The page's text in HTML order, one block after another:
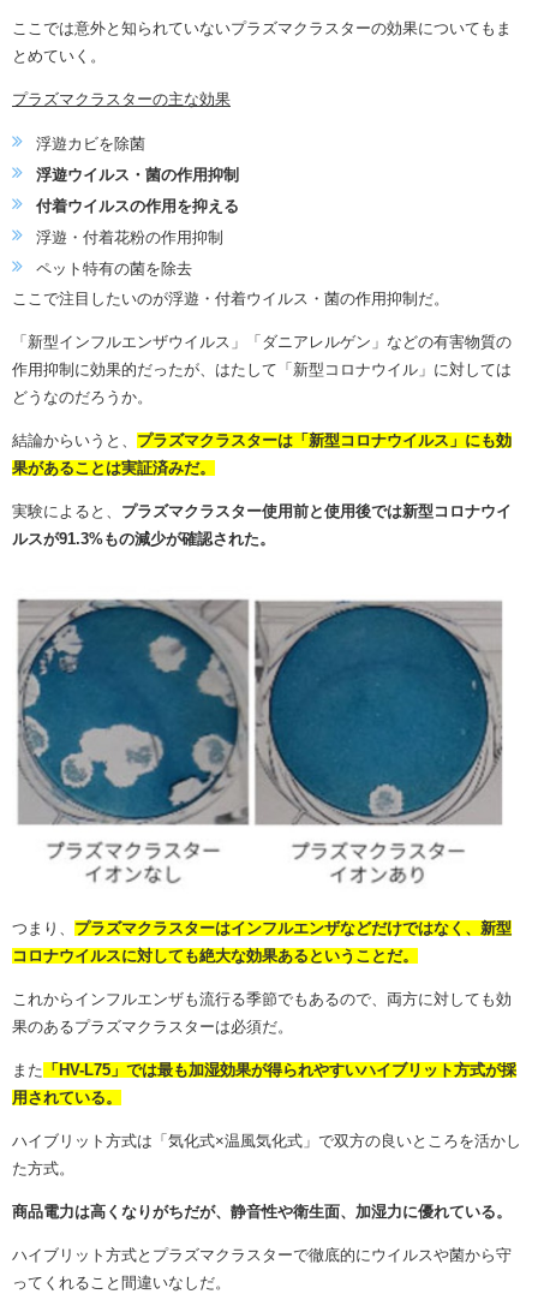
ここでは意外と知られていないプラズマクラスターの効果についてもま
とめていく。
プラズマクラスターの主な効果
浮遊カビを除菌
浮遊ウイルス・菌の作用抑制
付着ウイルスの作用を抑える
浮遊・付着花粉の作用抑制
ペット特有の菌を除去
ここで注目したいのが浮遊・付着ウイルス・菌の作用抑制だ。
「新型インフルエンザウイルス」「ダニアレルゲン」などの有害物質の
作用抑制に効果的だったが、はたして「新型コロナウイル」に対しては
どうなのだろうか。
結論からいうと、 プラズマクラスターは「新型コロナウイルス」にも効
果があることは実証済みだ。
実験によると、 プラズマクラスター使用前と使用後では新型コロナウイ
ルスが91.3%もの減少が確認された。
つまり、 プラズマクラスターはインフルエンザなどだけではなく、新型
コロナウイルスに対しても絶大な効果あるということだ。
これからインフルエンザも流行る季節でもあるので、両方に対しても効
果のあるプラズマクラスターは必須だ。
また 「HV-L75」では最も加湿効果が得られやすいハイブリット方式が採
用されている。
ハイブリット方式は 「気化式×温風気化式」で双方の良いところを活かし
た方式。
商品電力は高くなりがちだが、静音性や衛生面、加湿力に優れている。
ハイブリット方式とプラズマクラスターで徹底的にウイルスや菌から守
ってくれること間違いなしだ。